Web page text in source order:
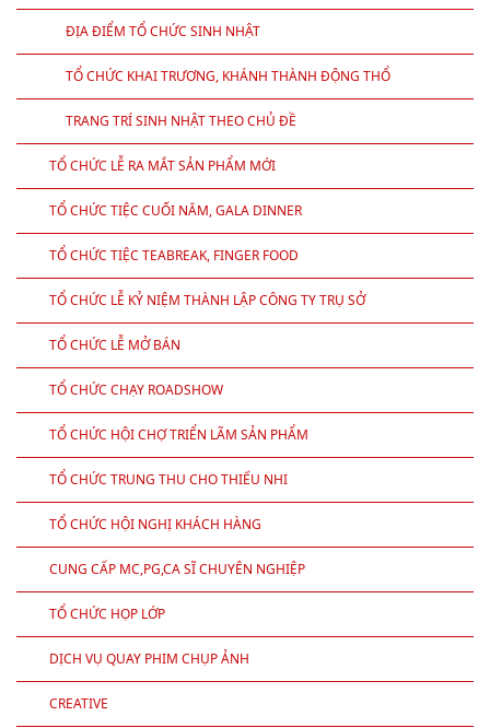
ĐỊA ĐIỂM TỔ CHỨC SINH NHẬT
TỔ CHỨC KHAI TRƯƠNG, KHÁNH THÀNH ĐỘNG THỔ
TRANG TRÍ SINH NHẬT THEO CHỦ ĐỀ
TỔ CHỨC LỄ RA MẮT SẢN PHẨM MỚI
TỔ CHỨC TIỆC CUỐI NĂM, GALA DINNER
TỔ CHỨC TIỆC TEABREAK, FINGER FOOD
TỔ CHỨC LỄ KỶ NIỆM THÀNH LẬP CÔNG TY TRỤ SỞ
TỔ CHỨC LỄ MỞ BÁN
TỔ CHỨC CHẠY ROADSHOW
TỔ CHỨC HỘI CHỢ TRIỂN LÃM SẢN PHẨM
TỔ CHỨC TRUNG THU CHO THIẾU NHI
TỔ CHỨC HỘI NGHỊ KHÁCH HÀNG
CUNG CẤP MC,PG,CA SĨ CHUYÊN NGHIỆP
TỔ CHỨC HỌP LỚP
DỊCH VỤ QUAY PHIM CHỤP ẢNH
CREATIVE